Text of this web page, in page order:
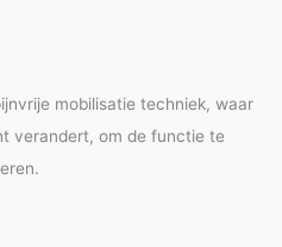
mobilisatie techniek, waar
verandert, om de functie te